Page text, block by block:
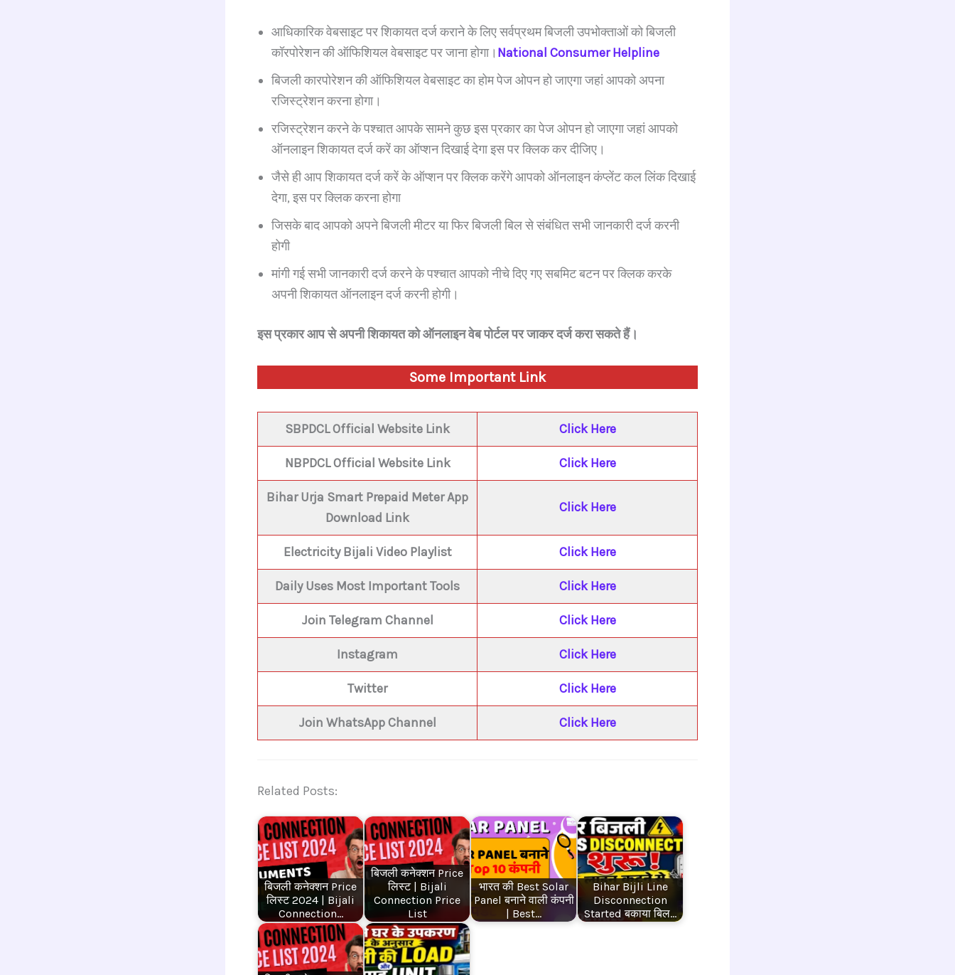
आधिकारिक वेबसाइट पर शिकायत दर्ज कराने के लिए सर्वप्रथम बिजली उपभोक्ताओं को बिजली
कॉरपोरेशन की ऑफिशियल वेबसाइट पर जाना होगा। National Consumer Helpline
बिजली कारपोरेशन की ऑफिशियल वेबसाइट का होम पेज ओपन हो जाएगा जहां आपको अपना
रजिस्ट्रेशन करना होगा।
रजिस्ट्रेशन करने के पश्चात आपके सामने कुछ इस प्रकार का पेज ओपन हो जाएगा जहां आपको
ऑनलाइन शिकायत दर्ज करें का ऑप्शन दिखाई देगा इस पर क्लिक कर दीजिए।
जैसे ही आप शिकायत दर्ज करें के ऑप्शन पर क्लिक करेंगे आपको ऑनलाइन कंप्लेंट कल लिंक दिखाई
देगा, इस पर क्लिक करना होगा
जिसके बाद आपको अपने बिजली मीटर या फिर बिजली बिल से संबंधित सभी जानकारी दर्ज करनी
होगी
मांगी गई सभी जानकारी दर्ज करने के पश्चात आपको नीचे दिए गए सबमिट बटन पर क्लिक करके
अपनी शिकायत ऑनलाइन दर्ज करनी होगी।
इस प्रकार आप से अपनी शिकायत को ऑनलाइन वेब पोर्टल पर जाकर दर्ज करा सकते हैं।
Some Important Link
SBPDCL Official Website Link Click Here
NBPDCL Official Website Link Click Here
Bihar Urja Smart Prepaid Meter App
Download Link
Click Here
Electricity Bijali Video Playlist Click Here
Daily Uses Most Important Tools Click Here
Join Telegram Channel Click Here
Instagram Click Here
Twitter Click Here
Join WhatsApp Channel Click Here
Related Posts:
बिजली कनेक्शन Price
लिस्ट 2024 | Bijali
Connection…
बिजली कनेक्शन Price
लिस्ट | Bijali
Connection Price
List
भारत की Best Solar
Panel बनाने वाली कंपनी
| Best…
Bihar Bijli Line
Disconnection
Started बकाया बिल…